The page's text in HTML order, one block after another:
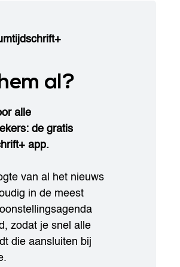
al?
alle
de gratis
app.
van al het nieuws
in de meest
zodat je snel alle
die aansluiten bij